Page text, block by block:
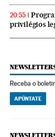
20:55
privilégios
Receba o
APÚNTATE